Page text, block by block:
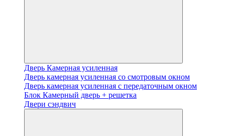
Дверь Камерная усиленная
Дверь камерная усиленная со смотровым окном
Дверь камерная усиленная с передаточным окном
Блок Камерный дверь + решетка
Двери сэндвич